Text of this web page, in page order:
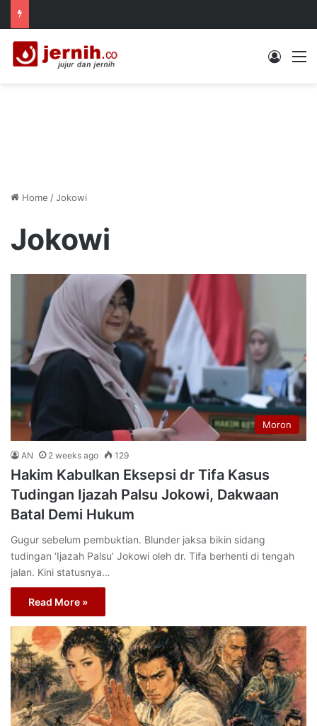
Log In
Home /Jokowi
Jokowi
Moron
AN 2 weeks ago 129
Hakim Kabulkan Eksepsi dr Tifa Kasus
Tudingan Ijazah Palsu Jokowi, Dakwaan
Batal Demi Hukum
Gugur sebelum pembuktian. Blunder jaksa bikin sidang
tudingan ‘Ijazah Palsu’ Jokowi oleh dr. Tifa berhenti di tengah
jalan. Kini statusnya…
Read More »